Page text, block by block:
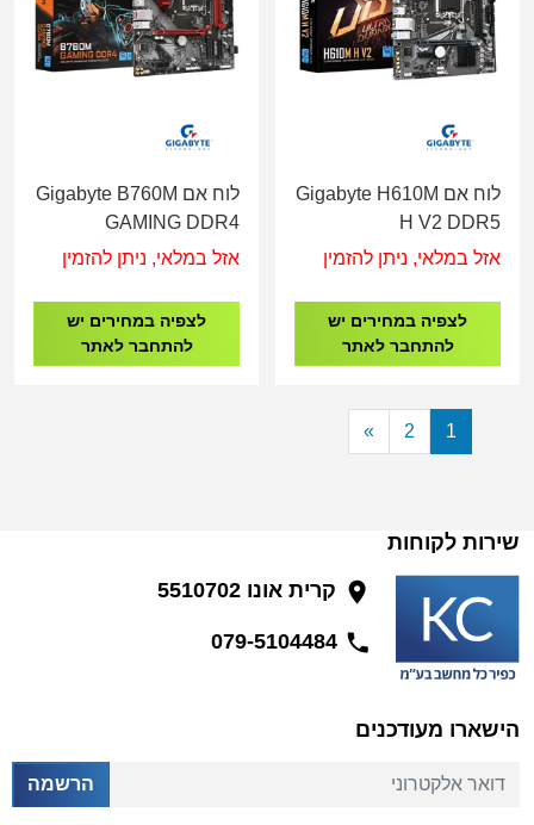
לוח אם Gigabyte H610M
H V2 DDR5
אזל במלאי, ניתן להזמין
לצפיה במחירים יש
להתחבר לאתר
לוח אם Gigabyte B760M
GAMING DDR4
אזל במלאי, ניתן להזמין
לצפיה במחירים יש
להתחבר לאתר
1
2
»
שירות לקוחות
קרית אונו 5510702
הישארו מעודכנים
דואר אלקטרוני הרשמה